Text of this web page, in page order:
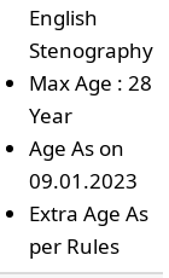
English
Stenography
Max Age : 28
Year
Age As on
09.01.2023
Extra Age As
per Rules